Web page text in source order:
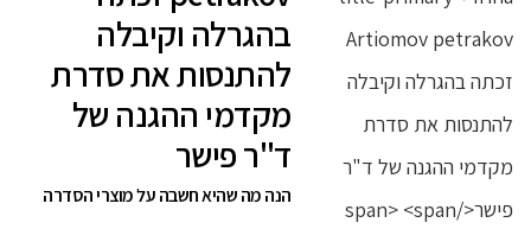
בהגרלה וקיבלה
להתנסות את סדרת
מקדמי ההגנה של
ד"ר פישר
הנה מה שהיא חשבה על מוצרי הסדרה